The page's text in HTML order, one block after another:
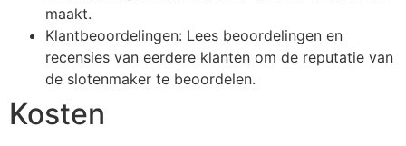
maakt.
Klantbeoordelingen: Lees beoordelingen en
recensies van eerdere klanten om de reputatie van
de slotenmaker te beoordelen.
Kosten